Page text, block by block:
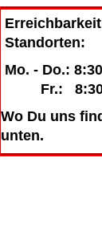
Standorten:
Mo. - Do.:
Fr.: 8:30 -
Wo Du uns
unten.